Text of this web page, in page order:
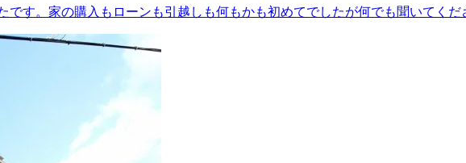
です。家の購入もローンも引越しも何もかも初めてでしたが何でも聞いてく